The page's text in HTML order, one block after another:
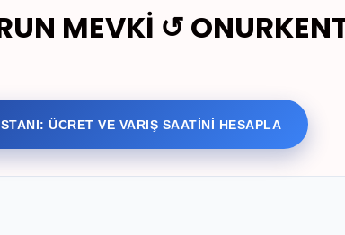
MEVKİ ↺
ÜCRET VE VARIŞ SAATİNİ HESAPLA